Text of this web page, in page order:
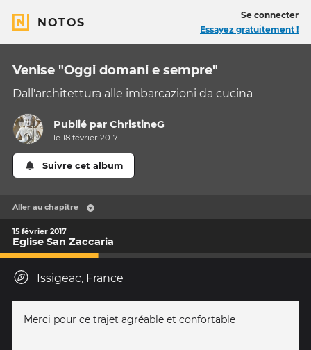
NOTOS
Se connecter
Essayez gratuitement !
Venise "Oggi domani e sempre"
Dall'architettura alle imbarcazioni da cucina
Publié parChristineG
le 18 février 2017
Suivre cet album
Aller au chapitre
15 février 2017
Eglise San Zaccaria
Issigeac, France
Merci pour ce trajet agréable et confortable